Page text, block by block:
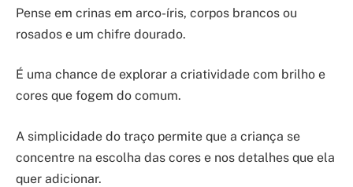
Pense em crinas em arco-íris, corpos brancos ou
rosados e um chifre dourado.
É uma chance de explorar a criatividade com brilho e
cores que fogem do comum.
A simplicidade do traço permite que a criança se
concentre na escolha das cores e nos detalhes que ela
quer adicionar.